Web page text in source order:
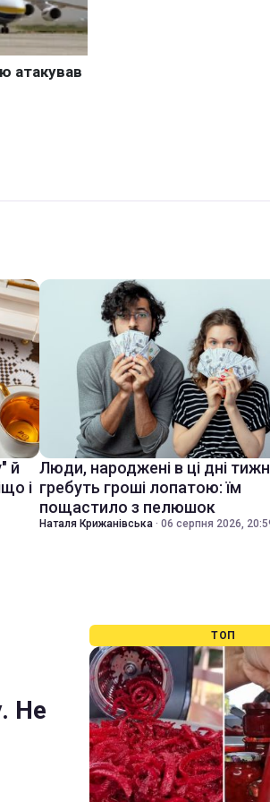
й
і
Люди, народжені в ці дні
гребуть гроші лопатою: їм
пощастило з пелюшок
Наталя Крижанівська · 06 серпня 2026,
Не
ТОП